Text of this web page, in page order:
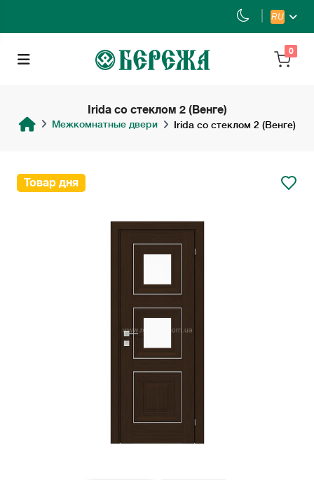
RU
0
Irida со стеклом 2 (Венге)
Межкомнатные двери Irida со стеклом 2 (Венге)
Товар дня